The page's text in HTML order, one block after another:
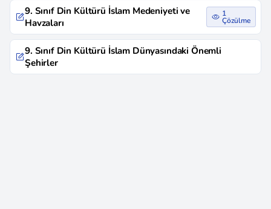
9. Sınıf Din Kültürü İslam Medeniyeti ve
Havzaları
1
Çözülme
9. Sınıf Din Kültürü İslam Dünyasındaki Önemli
Şehirler